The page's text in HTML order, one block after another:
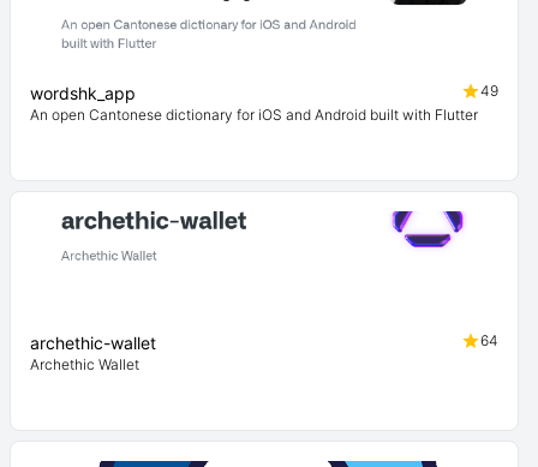
wordshk_app
49
An open Cantonese dictionary for iOS and Android built with Flutter
archethic-wallet
64
Archethic Wallet